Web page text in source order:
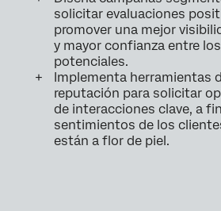
solicitar evaluaciones
promover una mejor
y mayor confianza entre
potenciales.
Implementa herramientas
reputación para solicitar
de interacciones clave, a
sentimientos de los
están a flor de piel.